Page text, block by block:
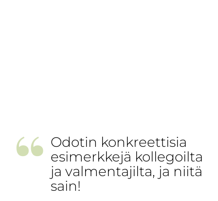
” Odotin konkreettisia
esimerkkejä kollegoilta
ja valmentajilta, ja niitä
sain!